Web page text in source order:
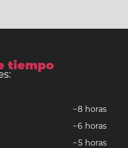
tiempo
−8 horas
−6 horas
−5 horas